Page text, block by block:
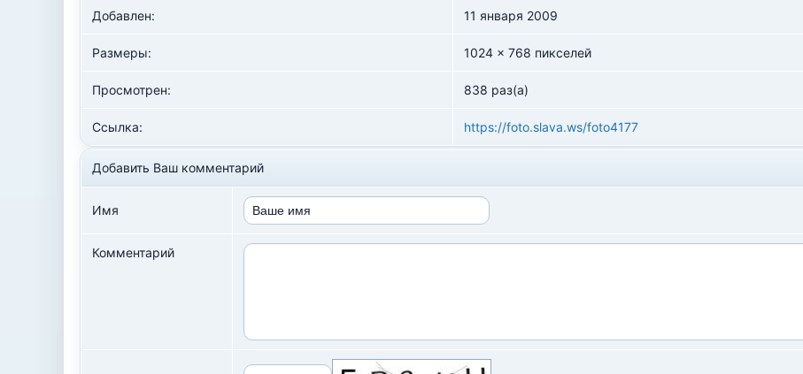
Добавлен: 11 января 2009
Размеры: 1024 x 768 пикселей
Просмотрен: 838 раз(а)
Ссылка: https://foto.slava.ws/foto4177
Добавить Ваш комментарий
Имя
Комментарий